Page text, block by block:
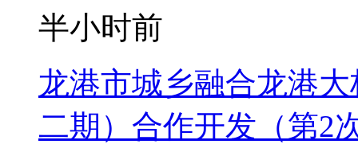
半小时前
龙港市城乡融合龙港
二期）合作开发（第2